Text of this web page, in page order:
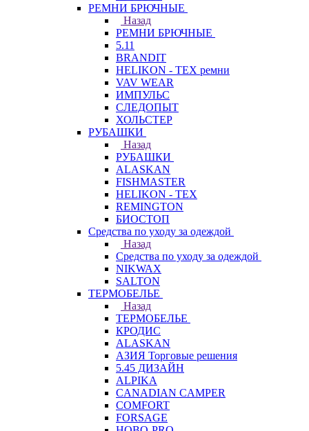
РЕМНИ БРЮЧНЫЕ
Назад
РЕМНИ БРЮЧНЫЕ
5.11
BRANDIT
HELIKON - TEX ремни
VAV WEAR
ИМПУЛЬС
СЛЕДОПЫТ
ХОЛЬСТЕР
РУБАШКИ
Назад
РУБАШКИ
ALASKAN
FISHMASTER
HELIKON - TEX
REMINGTON
БИОСТОП
Средства по уходу за одеждой
Назад
Средства по уходу за одеждой
NIKWAX
SALTON
ТЕРМОБЕЛЬЕ
Назад
ТЕРМОБЕЛЬЕ
КРОДИС
ALASKAN
АЗИЯ Торговые решения
5.45 ДИЗАЙН
ALPIKA
CANADIAN CAMPER
COMFORT
FORSAGE